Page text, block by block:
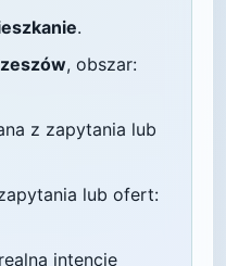
.
, obszar:
z zapytania lub
lub ofert:
intencję